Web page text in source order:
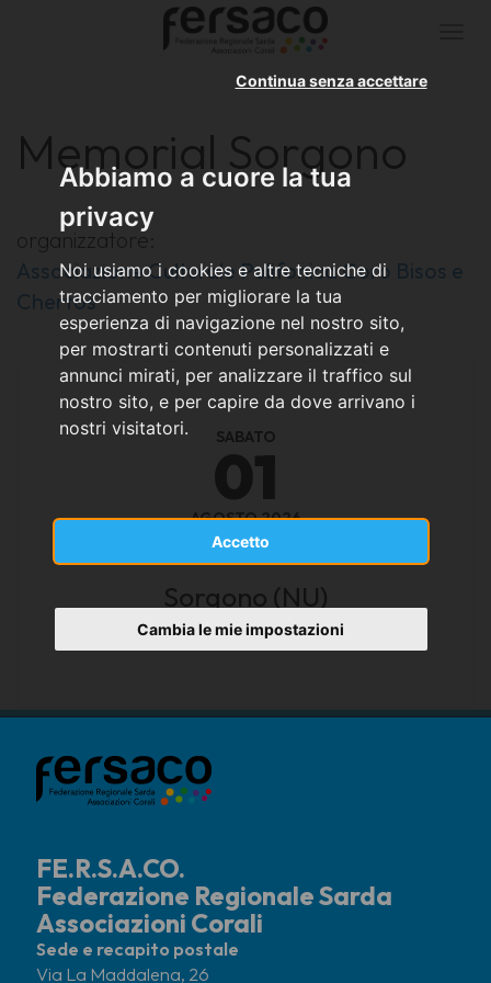
Abbiamo a cuore la tua
privacy
Noi usiamo i cookies e altre tecniche di
tracciamento per migliorare la tua
esperienza di navigazione nel nostro sito,
per mostrarti contenuti personalizzati e
annunci mirati, per analizzare il traffico sul
nostro sito, e per capire da dove arrivano i
nostri visitatori.
Accetto
Continua senza accettare
Cambia le mie impostazioni
Memorial Sorgono
organizzatore:
Associazione Culturale Polifonica Coro Bisos e
Chertos
SABATO
01
AGOSTO 2026
Sorgono (NU)
Sogono
FE.R.S.A.CO.
Federazione Regionale Sarda
Associazioni Corali
Sede e recapito postale
Via La Maddalena, 26